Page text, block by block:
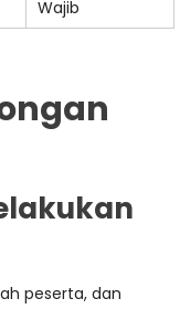
Wajib
peserta, dan